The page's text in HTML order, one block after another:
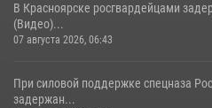
В Красноярске росгвардейцами
(Видео)...
07 августа 2026, 06:43
При силовой поддержке спецназа
задержан...